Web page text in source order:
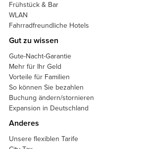
Frühstück & Bar
WLAN
Fahrradfreundliche Hotels
Gut zu wissen
Gute-Nacht-Garantie
Mehr für Ihr Geld
Vorteile für Familien
So können Sie bezahlen
Buchung ändern/stornieren
Expansion in Deutschland
Anderes
Unsere flexiblen Tarife